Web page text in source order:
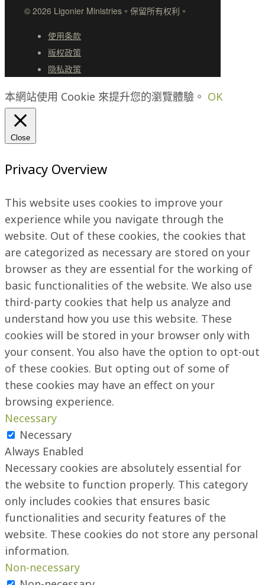
© 2026 Ligonier Ministries。保留所有权利。
使用条款
版权政策
隐私政策
本網站使用 Cookie 來提升您的瀏覽體驗。 OK
Close
Privacy Overview
This website uses cookies to improve your
experience while you navigate through the
website. Out of these cookies, the cookies that
are categorized as necessary are stored on your
browser as they are essential for the working of
basic functionalities of the website. We also use
third-party cookies that help us analyze and
understand how you use this website. These
cookies will be stored in your browser only with
your consent. You also have the option to opt-out
of these cookies. But opting out of some of
these cookies may have an effect on your
browsing experience.
Necessary
Necessary
Always Enabled
Necessary cookies are absolutely essential for
the website to function properly. This category
only includes cookies that ensures basic
functionalities and security features of the
website. These cookies do not store any personal
information.
Non-necessary